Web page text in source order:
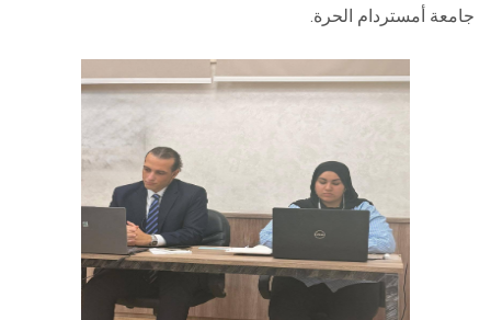
جامعة أمستردام الحرة.